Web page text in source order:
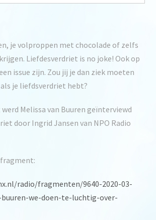
je volproppen met chocolade of zelfs
Liefdesverdriet is no joke! Ook op
issue zijn. Zou jij je dan ziek moeten
je liefdsverdriet hebt?
Melissa van Buuren geïnterviewd
door Ingrid Jansen van NPO Radio
radio/fragmenten/9640-2020-03-
we-doen-te-luchtig-over-